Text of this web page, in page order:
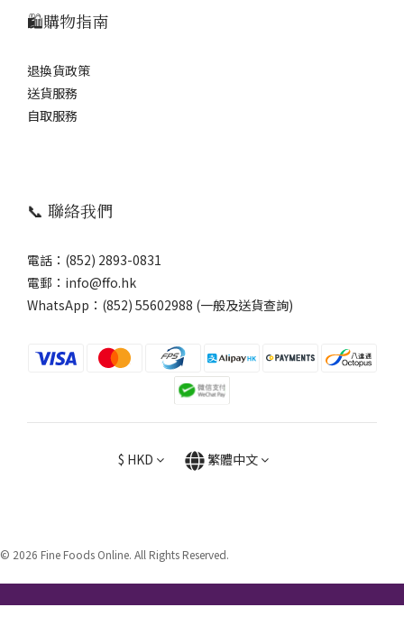
🛍️購物指南
退換貨政策
送貨服務
自取服務
📞 聯絡我們
電話：(852) 2893-0831
電郵：info@ffo.hk
WhatsApp： (852) 55602988 (一般及送貨查詢)
$ HKD 繁體中文
© 2026 Fine Foods Online. All Rights Reserved.